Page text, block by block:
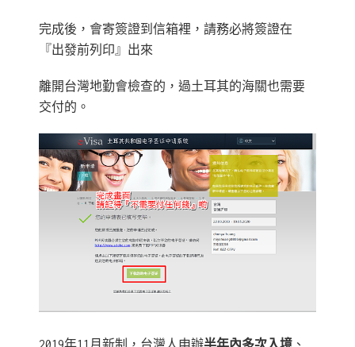
完成後，會寄簽證到信箱裡，請務必將簽證在
『出發前列印』出來
離開台灣地勤會檢查的，過土耳其的海關也需要
交付的。